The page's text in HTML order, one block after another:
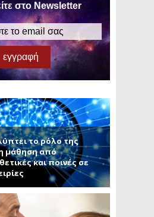
στο Newsletter
το ρόλο της
μάθηση από
και ποινές σε